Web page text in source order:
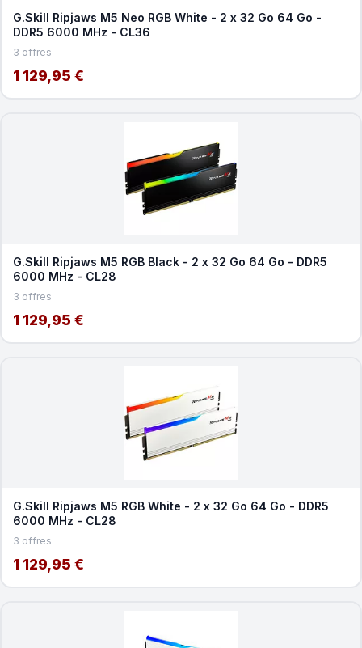
G.Skill Ripjaws M5 Neo RGB White - 2 x 32 Go 64 Go -
DDR5 6000 MHz - CL36
3 offres
1 129,95 €
G.Skill Ripjaws M5 RGB Black - 2 x 32 Go 64 Go - DDR5
6000 MHz - CL28
3 offres
1 129,95 €
G.Skill Ripjaws M5 RGB White - 2 x 32 Go 64 Go - DDR5
6000 MHz - CL28
3 offres
1 129,95 €